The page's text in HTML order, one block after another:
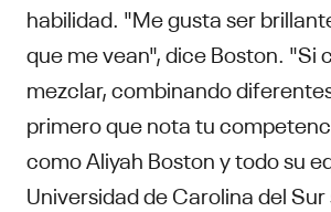
habilidad. "Me gusta ser
que me vean", dice Boston. "Si
mezclar, combinando
primero que nota tu
como Aliyah Boston y todo su
Universidad de Carolina del